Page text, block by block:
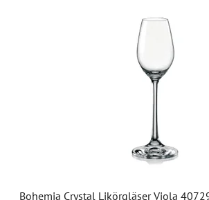
Bohemia Crystal Likörgläser Viola